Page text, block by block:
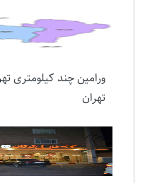
ورامین چند کیلومتری
تهران